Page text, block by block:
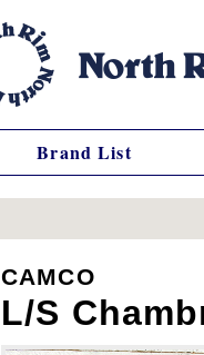
Brand List
CAMCO
L/S